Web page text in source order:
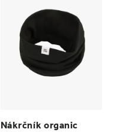
Nákrčník organic